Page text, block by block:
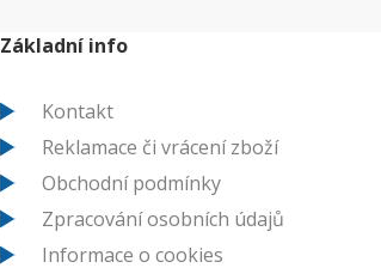
Základní info
Kontakt
Reklamace či vrácení zboží
Obchodní podmínky
Zpracování osobních údajů
Informace o cookies